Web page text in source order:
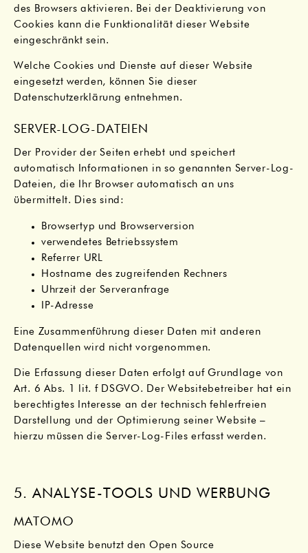
des Browsers aktivieren. Bei der Deaktivierung von
Cookies kann die Funktionalität dieser Website
eingeschränkt sein.
Welche Cookies und Dienste auf dieser Website
eingesetzt werden, können Sie dieser
Datenschutzerklärung entnehmen.
SERVER-LOG-DATEIEN
Der Provider der Seiten erhebt und speichert
automatisch Informationen in so genannten Server-Log-
Dateien, die Ihr Browser automatisch an uns
übermittelt. Dies sind:
Browsertyp und Browserversion
verwendetes Betriebssystem
Referrer URL
Hostname des zugreifenden Rechners
Uhrzeit der Serveranfrage
IP-Adresse
Eine Zusammenführung dieser Daten mit anderen
Datenquellen wird nicht vorgenommen.
Die Erfassung dieser Daten erfolgt auf Grundlage von
Art. 6 Abs. 1 lit. f DSGVO. Der Websitebetreiber hat ein
berechtigtes Interesse an der technisch fehlerfreien
Darstellung und der Optimierung seiner Website –
hierzu müssen die Server-Log-Files erfasst werden.
5. ANALYSE-TOOLS UND WERBUNG
MATOMO
Diese Website benutzt den Open Source